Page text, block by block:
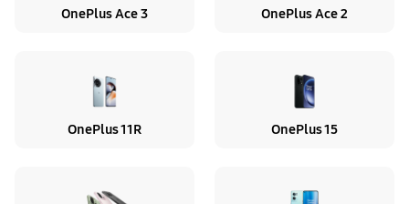
OnePlus Ace 3 OnePlus Ace 2
OnePlus 11R OnePlus 15